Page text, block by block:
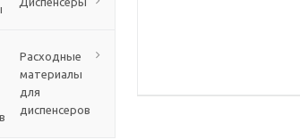
Расходные
материалы
для
диспенсеров